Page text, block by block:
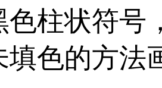
色柱状符号
填色的方法